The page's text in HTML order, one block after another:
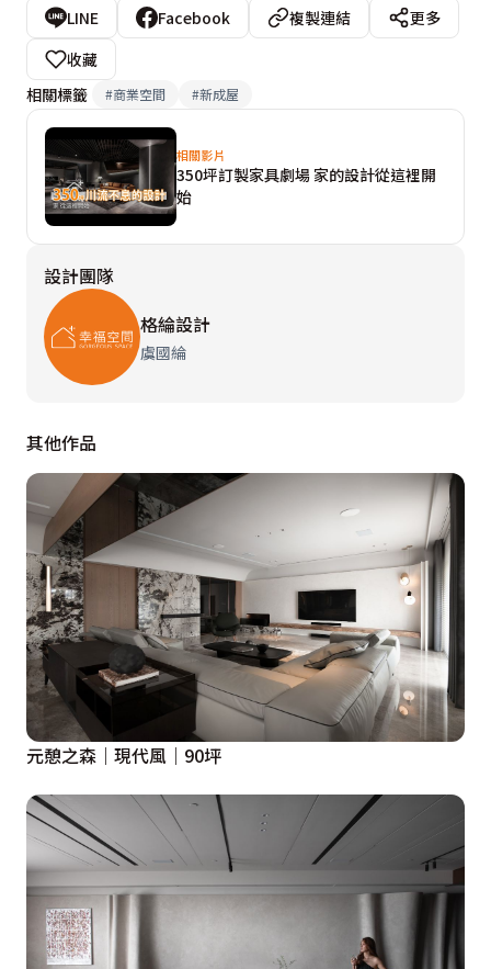
Vassal，為2021年普立茲克建築獎得主，其作品能脫穎而
出的理由當然很多，但其中一點我深有同感：「好的建
築、空間應該是開放的，為生活而開放、為提升人的自由
度而開放。」也由此導出我對本案的邏輯定調。
開放規劃的大方向一但確立，另結合店內訂製款家具、擺
件單品、燈飾、地坪異材質變化、輪廓基底設色等任意組
合的聚落型態，搭配劇場式燈光展演，突顯商品特色並暈
染現場明暗有致的光影層次，促使空間本質激發來客們對
於美好生活、浪漫情調的無垠想像，一舉活絡設計過程附
加的故事張力，加上事前平配精算的複式人員多向動線，
空間自然有了自主意識與靈動表情。
設計概念文字為【格綸設計】提供
LINE Facebook 複製連結
更多
收藏
相關標籤
#商業空間 #新成屋
相關影片
350坪訂製家具劇場 家的設計從這裡開
始
設計團隊
格綸設計
虞國綸
其他作品
元憩之森｜現代風｜90坪